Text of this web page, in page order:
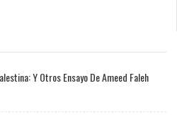
Y Otros Ensayo De Ameed Faleh